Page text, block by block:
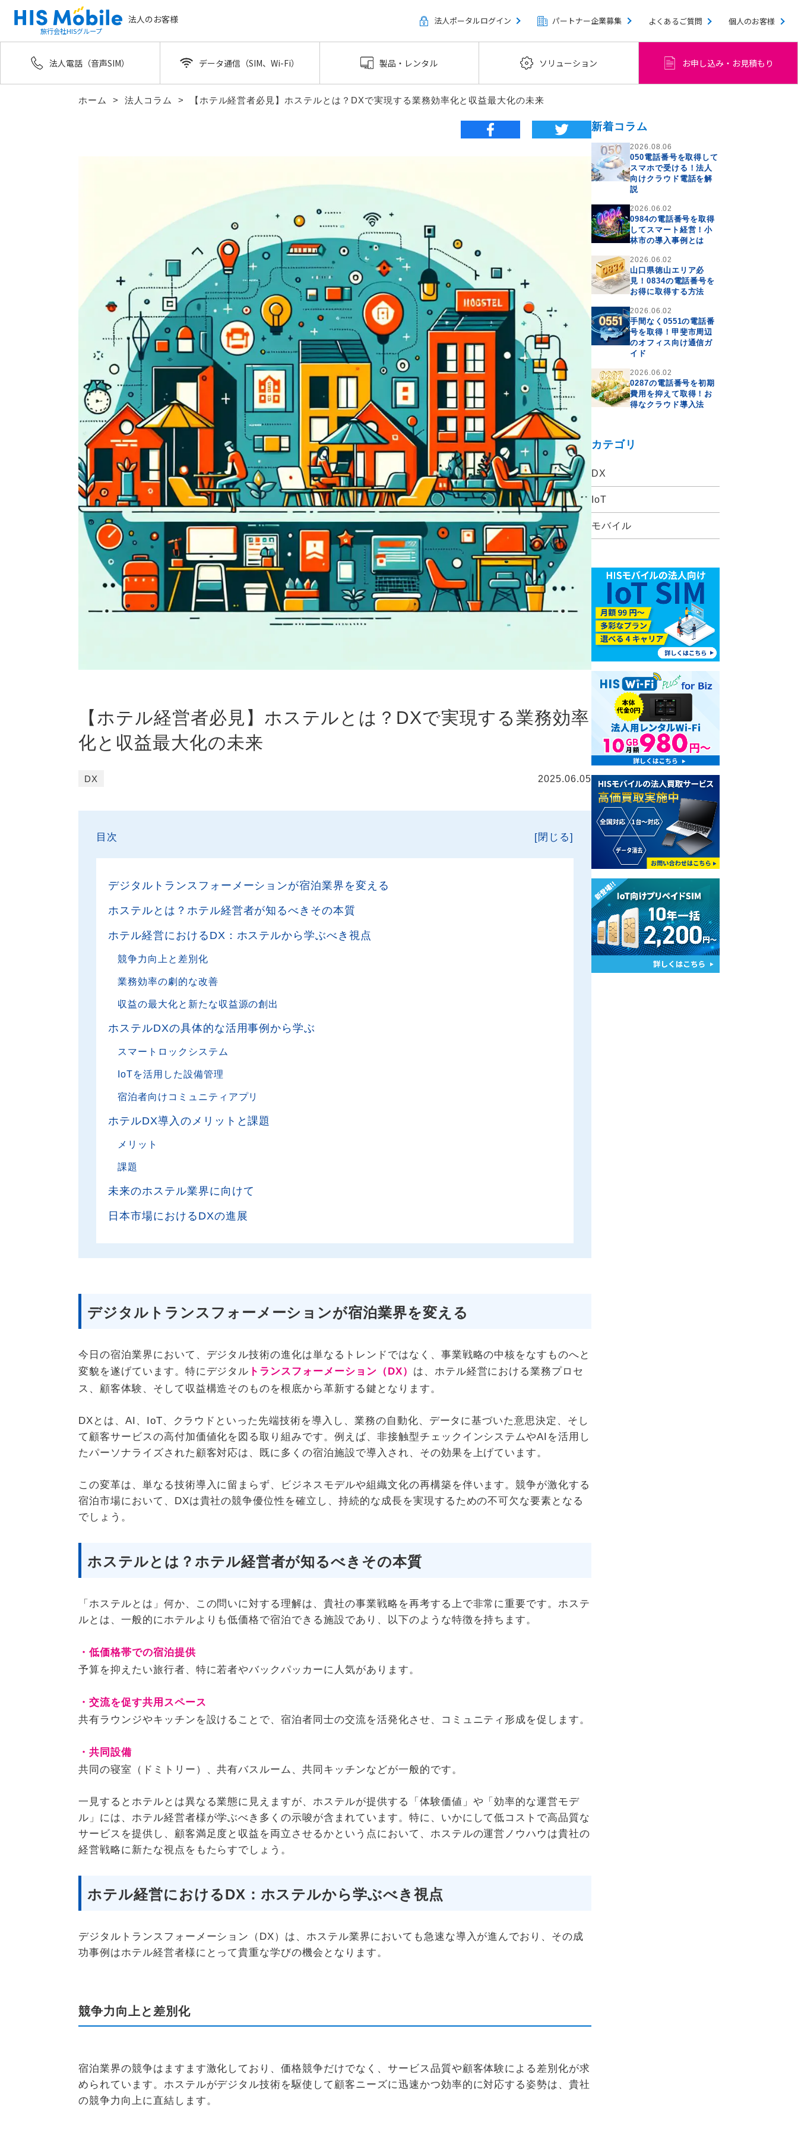
旅行会社HISグループ
法人のお客様 法人ポータルログイン パートナー企業募集 よくあるご質問 個人のお客様
法人電話（音声SIM） データ通信（SIM、Wi-Fi） 製品・レンタル ソリューション お申し込み・お見積もり
ホーム 法人コラム 【ホテル経営者必見】ホステルとは？DXで実現する業務効率化と収益最大化の未来
【ホテル経営者必見】ホステルとは？DXで実現する業務効率
化と収益最大化の未来
DX 2025.06.05
目次 [閉じる]
デジタルトランスフォーメーションが宿泊業界を変える
ホステルとは？ホテル経営者が知るべきその本質
ホテル経営におけるDX：ホステルから学ぶべき視点
競争力向上と差別化
業務効率の劇的な改善
収益の最大化と新たな収益源の創出
ホステルDXの具体的な活用事例から学ぶ
スマートロックシステム
IoTを活用した設備管理
宿泊者向けコミュニティアプリ
ホテルDX導入のメリットと課題
メリット
課題
未来のホステル業界に向けて
日本市場におけるDXの進展
デジタルトランスフォーメーションが宿泊業界を変える
今日の宿泊業界において、デジタル技術の進化は単なるトレンドではなく、事業戦略の中核をなすものへと
変貌を遂げています。特にデジタル トランスフォーメーション（DX） は、ホテル経営における業務プロセ
ス、顧客体験、そして収益構造そのものを根底から革新する鍵となります。
DXとは、AI、IoT、クラウドといった先端技術を導入し、業務の自動化、データに基づいた意思決定、そし
て顧客サービスの高付加価値化を図る取り組みです。例えば、非接触型チェックインシステムやAIを活用し
たパーソナライズされた顧客対応は、既に多くの宿泊施設で導入され、その効果を上げています。
この変革は、単なる技術導入に留まらず、ビジネスモデルや組織文化の再構築を伴います。競争が激化する
宿泊市場において、DXは貴社の競争優位性を確立し、持続的な成長を実現するための不可欠な要素となる
でしょう。
ホステルとは？ホテル経営者が知るべきその本質
「ホステルとは」何か、この問いに対する理解は、貴社の事業戦略を再考する上で非常に重要です。ホステ
ルとは、一般的にホテルよりも低価格で宿泊できる施設であり、以下のような特徴を持ちます。
・低価格帯での宿泊提供
予算を抑えたい旅行者、特に若者やバックパッカーに人気があります。
・交流を促す共用スペース
共有ラウンジやキッチンを設けることで、宿泊者同士の交流を活発化させ、コミュニティ形成を促します。
・共同設備
共同の寝室（ドミトリー）、共有バスルーム、共同キッチンなどが一般的です。
一見するとホテルとは異なる業態に見えますが、ホステルが提供する「体験価値」や「効率的な運営モデ
ル」には、ホテル経営者様が学ぶべき多くの示唆が含まれています。特に、いかにして低コストで高品質な
サービスを提供し、顧客満足度と収益を両立させるかという点において、ホステルの運営ノウハウは貴社の
経営戦略に新たな視点をもたらすでしょう。
ホテル経営におけるDX：ホステルから学ぶべき視点
デジタルトランスフォーメーション（DX）は、ホステル業界においても急速な導入が進んでおり、その成
功事例はホテル経営者様にとって貴重な学びの機会となります。
競争力向上と差別化
宿泊業界の競争はますます激化しており、価格競争だけでなく、サービス品質や顧客体験による差別化が求
められています。ホステルがデジタル技術を駆使して顧客ニーズに迅速かつ効率的に対応する姿勢は、貴社
の競争力向上に直結します。
新着コラム
2026.08.06
050電話番号を取得して
スマホで受ける！法人
向けクラウド電話を解
説
2026.06.02
0984の電話番号を取得
してスマート経営！小
林市の導入事例とは
2026.06.02
山口県徳山エリア必
見！0834の電話番号を
お得に取得する方法
2026.06.02
手間なく0551の電話番
号を取得！甲斐市周辺
のオフィス向け通信ガ
イド
2026.06.02
0287の電話番号を初期
費用を抑えて取得！お
得なクラウド導入法
カテゴリ
DX
IoT
モバイル